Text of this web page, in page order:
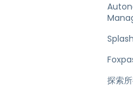
探索